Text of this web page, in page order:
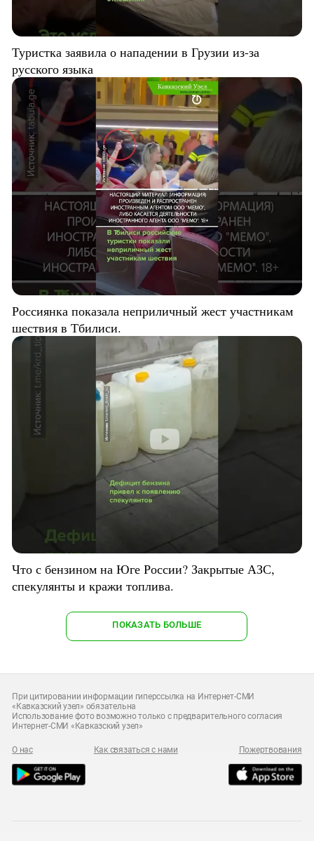
Туристка заявила о нападении в Грузии из-за
русского языка
Россиянка показала неприличный жест участникам
шествия в Тбилиси.
Что с бензином на Юге России? Закрытые АЗС,
спекулянты и кражи топлива.
ПОКАЗАТЬ БОЛЬШЕ
При цитировании информации гиперссылка на Интернет-СМИ
«Кавказский узел» обязательна
Использование фото возможно только с предварительного согласия
Интернет-СМИ «Кавказский узел»
О нас Как связаться с нами Пожертвования